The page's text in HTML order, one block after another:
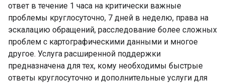
ответ в течение 1 часа на критически важные
проблемы круглосуточно, 7 дней в неделю, права на
эскалацию обращений, расследование более сложных
проблем с картографическими данными и многое
другое. Услуга расширенной поддержки
предназначена для тех, кому необходимы быстрые
ответы круглосуточно и дополнительные услуги для